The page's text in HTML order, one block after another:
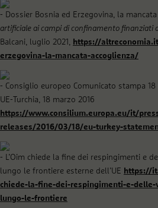
Dossier Bosnia ed Erzegovina, la
artificiale ai campi di confinamento finanziati
Balcani, luglio 2021, https://
erzegovina-la-mancata-accoglienza/
Consiglio europeo Comunicato stampa
UE-Turchia, 18 marzo 2016
https://www.consilium.europa.eu/it/
releases/2016/03/18/eu-turkey-
L’Oim chiede la fine dei respingimenti e
lungo le frontiere esterne dell’UE https://
chiede-la-fine-dei-respingimenti-e-
lungo-le-frontiere